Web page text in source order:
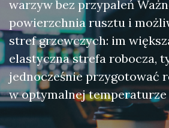
warzyw bez przypaleń
powierzchnia rusztu i
stref grzewczych: im
elastyczna strefa robocza,
jednocześnie przygotować
w optymalnej temperaturze